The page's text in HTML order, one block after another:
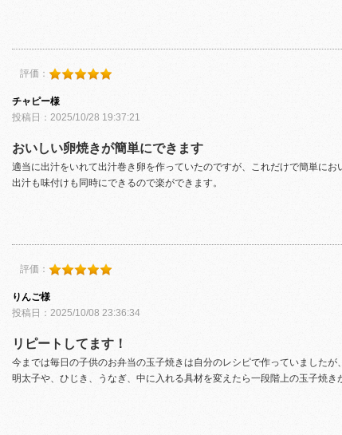
評価：
チャピー様
投稿日：2025/10/28 19:37:21
おいしい卵焼きが簡単にできます
適当に出汁をいれて出汁巻き卵を作っていたのですが、これだけで簡単にお
出汁も味付けも同時にできるので楽ができます。
評価：
りんご様
投稿日：2025/10/08 23:36:34
リピートしてます！
今までは毎日の子供のお弁当の玉子焼きは自分のレシピで作っていました
明太子や、ひじき、うなぎ、中に入れる具材を変えたら一段階上の玉子焼き